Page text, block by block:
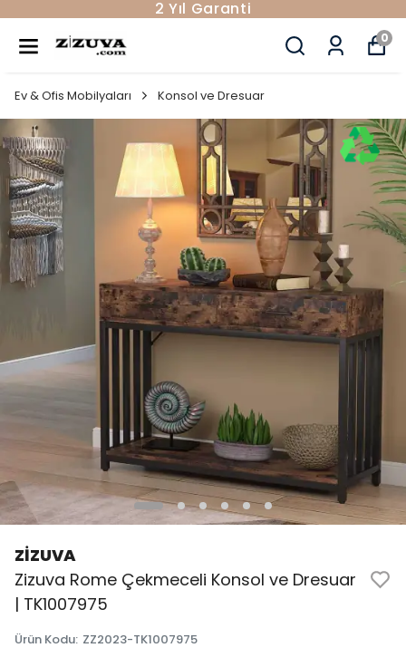
2 Yıl Garanti
0
Ev & Ofis Mobilyaları Konsol ve Dresuar
ZİZUVA
Zizuva Rome Çekmeceli Konsol ve Dresuar
| TK1007975
Ürün Kodu: ZZ2023-TK1007975